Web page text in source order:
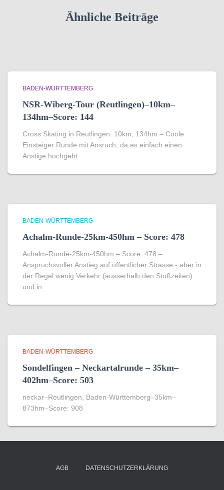
Ähnliche Beiträge
BADEN-WÜRTTEMBERG
NSR-Wiberg-Tour (Reutlingen)–10km–
134hm–Score: 144
Cross Skating in Reutlingen: 10km, 134hm – Coole
Einsteiger Runde mit Ansruch, da es einfach einen
Anstige hochgeht
BADEN-WÜRTTEMBERG
Achalm-Runde-25km-450hm – Score: 478
Achalm-Runde-25km-450hm – Score: 478 –
Anspruchsvoller Anstieg auf öffentlicher Strasse - aber in
der Regel wenig Verkehr (ausserhalb den Stoßzeiten)
und in
BADEN-WÜRTTEMBERG
Sondelfingen – Neckartalrunde – 35km–
402hm–Score: 503
neckar–Reutlingen, Baden-Württemberg–35km–
873hm–Score: 908
AGB DATENSCHUTZERKLÄRUNG